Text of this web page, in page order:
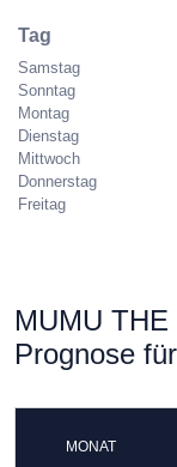
Tag
Samstag
Sonntag
Montag
Dienstag
Mittwoch
Donnerstag
Freitag
MUMU
Prognose
MONAT